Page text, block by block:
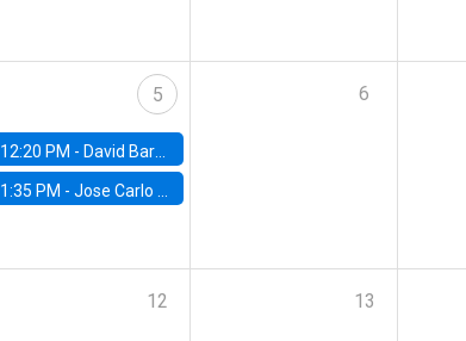
5
12:20 PM - David Bardey, Universidad de los Andes - CEDE
1:35 PM -Jose Carlo Bermudez, UC (ME) & World Bank
6
12 13